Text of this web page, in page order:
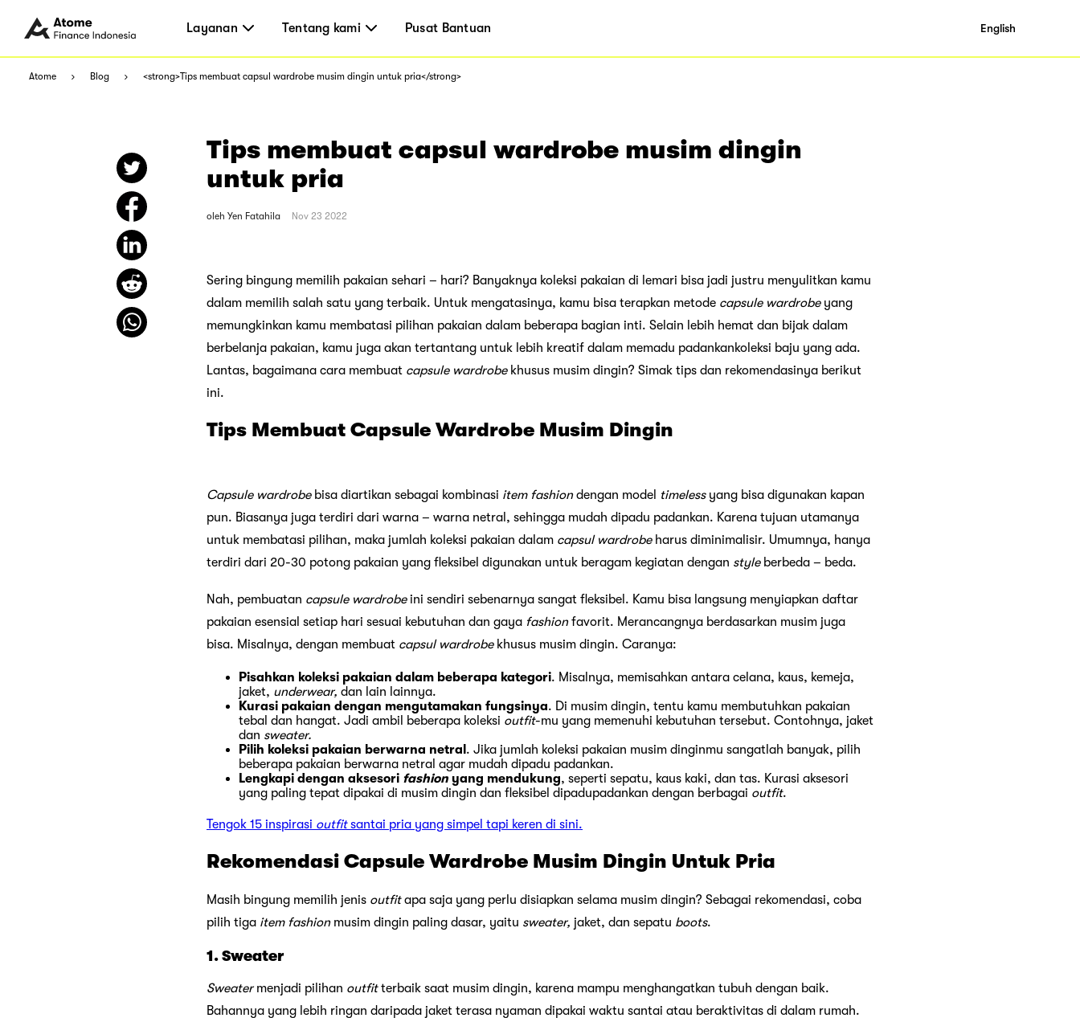
Layanan Tentang kami Pusat Bantuan English
Atome Blog <strong>Tips membuat capsul wardrobe musim dingin untuk pria</strong>
Tips membuat capsul wardrobe musim dingin
untuk pria
oleh Yen Fatahila Nov 23 2022
Sering bingung memilih pakaian sehari – hari? Banyaknya koleksi pakaian di lemari bisa jadi justru menyulitkan kamu
dalam memilih salah satu yang terbaik. Untuk mengatasinya, kamu bisa terapkan metode capsule wardrobe yang
memungkinkan kamu membatasi pilihan pakaian dalam beberapa bagian inti. Selain lebih hemat dan bijak dalam
berbelanja pakaian, kamu juga akan tertantang untuk lebih kreatif dalam memadu padankankoleksi baju yang ada.
Lantas, bagaimana cara membuat capsule wardrobe khusus musim dingin? Simak tips dan rekomendasinya berikut
ini.
Tips Membuat Capsule Wardrobe Musim Dingin
Capsule wardrobe bisa diartikan sebagai kombinasi item fashiondengan model timeless yang bisa digunakan kapan
pun. Biasanya juga terdiri dari warna – warna netral, sehingga mudah dipadu padankan. Karena tujuan utamanya
untuk membatasi pilihan, maka jumlah koleksi pakaian dalam capsul wardrobe harus diminimalisir. Umumnya, hanya
terdiri dari 20-30 potong pakaian yang fleksibel digunakan untuk beragam kegiatan dengan style berbeda – beda.
Nah, pembuatan capsule wardrobeini sendiri sebenarnya sangat fleksibel. Kamu bisa langsung menyiapkan daftar
pakaian esensial setiap hari sesuai kebutuhan dan gaya fashionfavorit. Merancangnya berdasarkan musim juga
bisa. Misalnya, dengan membuat capsul wardrobe khusus musim dingin. Caranya:
Pisahkan koleksi pakaian dalam beberapa kategori. Misalnya, memisahkan antara celana, kaus, kemeja,
jaket, underwear, dan lain lainnya.
Kurasi pakaian dengan mengutamakan fungsinya. Di musim dingin, tentu kamu membutuhkan pakaian
tebal dan hangat. Jadi ambil beberapa koleksi outfit-mu yang memenuhi kebutuhan tersebut. Contohnya, jaket
dan sweater.
Pilih koleksi pakaian berwarna netral . Jika jumlah koleksi pakaian musim dinginmu sangatlah banyak, pilih
beberapa pakaian berwarna netral agar mudah dipadu padankan.
Lengkapi dengan aksesori fashion yang mendukung, seperti sepatu, kaus kaki, dan tas. Kurasi aksesori
yang paling tepat dipakai di musim dingin dan fleksibel dipadupadankan dengan berbagai outfit.
Tengok 15 inspirasi outfitsantai pria yang simpel tapi keren di sini.
Rekomendasi Capsule Wardrobe Musim Dingin Untuk Pria
Masih bingung memilih jenis outfitapa saja yang perlu disiapkan selama musim dingin? Sebagai rekomendasi, coba
pilih tiga item fashion musim dingin paling dasar, yaitu sweater, jaket, dan sepatu boots.
1. Sweater
Sweatermenjadi pilihan outfitterbaik saat musim dingin, karena mampu menghangatkan tubuh dengan baik.
Bahannya yang lebih ringan daripada jaket terasa nyaman dipakai waktu santai atau beraktivitas di dalam rumah.